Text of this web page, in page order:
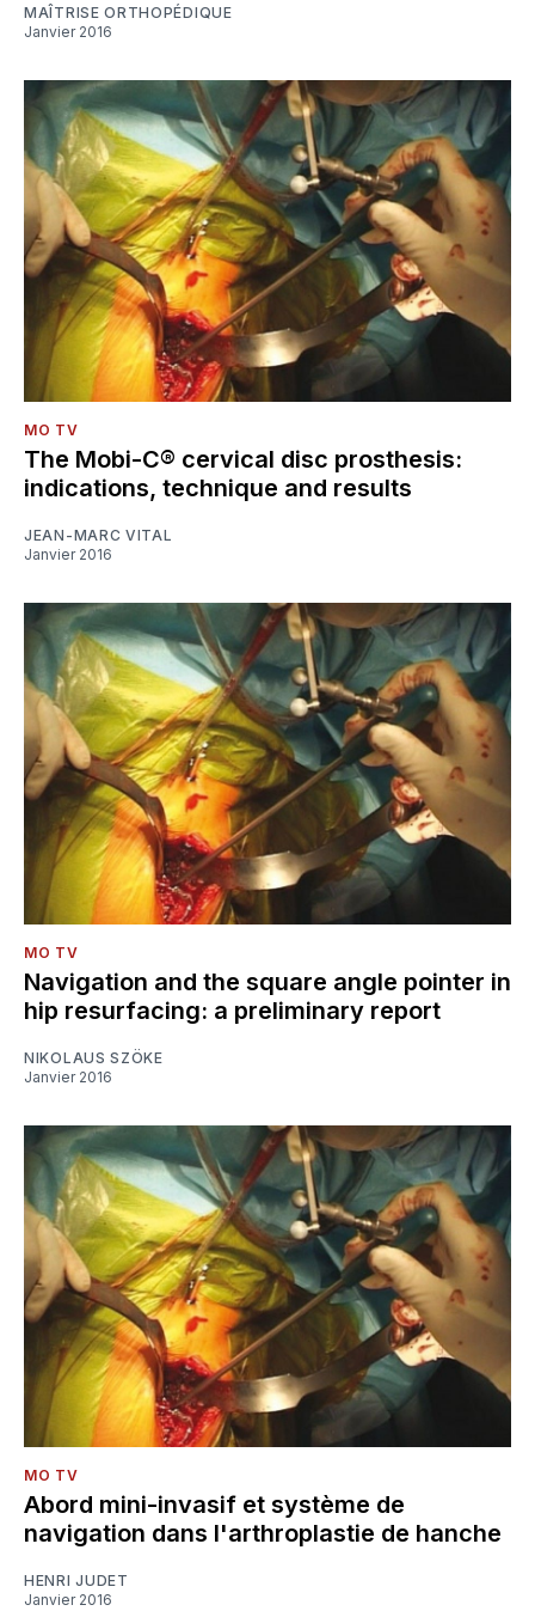
MAÎTRISE ORTHOPÉDIQUE
Janvier 2016
MO TV
The Mobi-C® cervical disc prosthesis:
indications, technique and results
JEAN-MARC VITAL
Janvier 2016
MO TV
Navigation and the square angle pointer in
hip resurfacing: a preliminary report
NIKOLAUS SZÖKE
Janvier 2016
MO TV
Abord mini-invasif et système de
navigation dans l'arthroplastie de hanche
HENRI JUDET
Janvier 2016